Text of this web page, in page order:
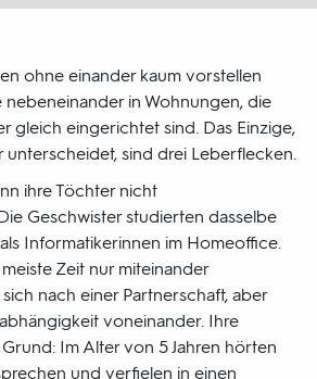
ohne einander kaum vorstellen
nebeneinander in Wohnungen, die
gleich eingerichtet sind. Das Einzige,
unterscheidet, sind drei Leberflecken.
ihre Töchter nicht
Geschwister studierten dasselbe
Informatikerinnen im Homeoffice.
Zeit nur miteinander
nach einer Partnerschaft, aber
voneinander. Ihre
Im Alter von 5 Jahren hörten
und verfielen in einen